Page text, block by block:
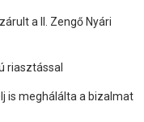
a II. Zengő Nyári
riasztással
is meghálálta a bizalmat